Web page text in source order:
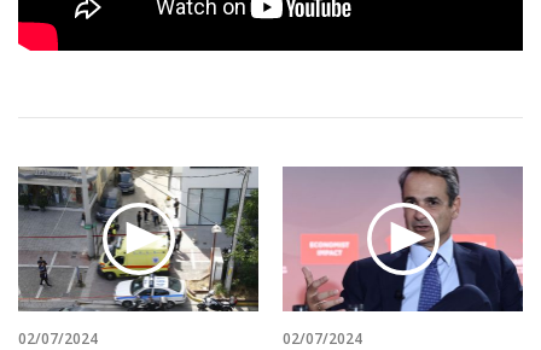
Αθλητισμός
Κύπρος
Κληρώσεις Allwyn
Οικονομική
Οικονομία
Real Estate
Επιχειρήσεις
Αγορές
Geek
Νέα
Αυτοκίνηση
Αφιερώματα
Πολιτική
Οικονομία
Γενικά
Αναδρομές
02/07/2024 02/07/2024